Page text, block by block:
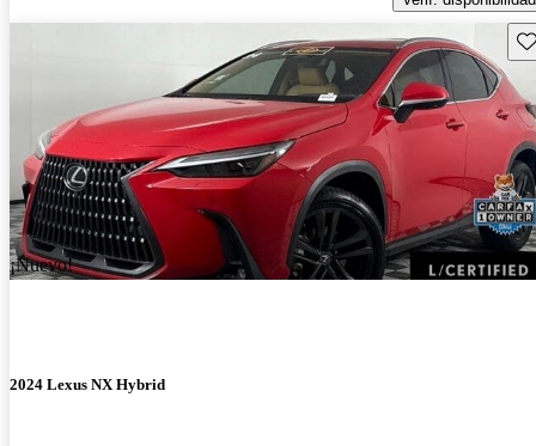
¡Nuevo!
2024 Lexus NX Hybrid